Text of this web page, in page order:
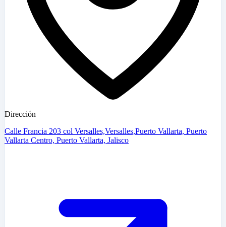
Dirección
Calle Francia 203 col Versalles,Versalles,Puerto Vallarta, Puerto
Vallarta Centro, Puerto Vallarta, Jalisco